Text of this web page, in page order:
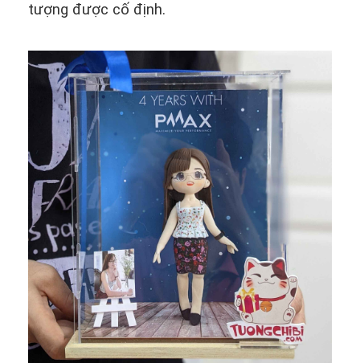
tượng được cố định.